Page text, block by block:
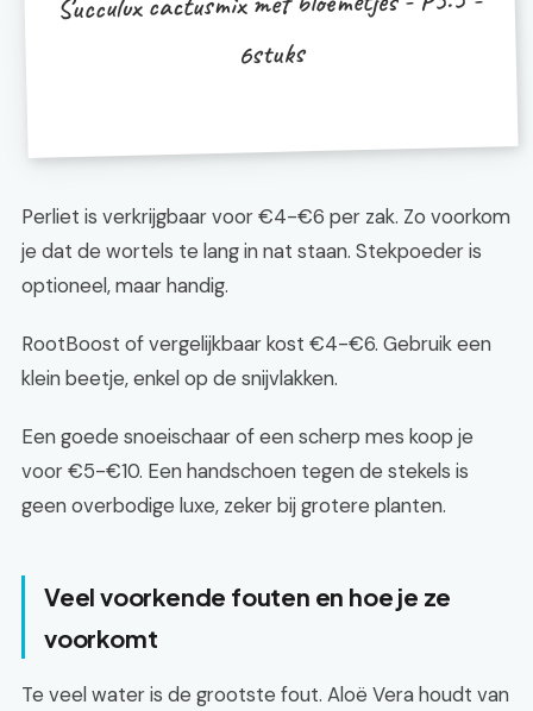
6stuks
Perliet is verkrijgbaar voor €4-€6 per zak. Zo voorkom
je dat de wortels te lang in nat staan. Stekpoeder is
optioneel, maar handig.
RootBoost of vergelijkbaar kost €4-€6. Gebruik een
klein beetje, enkel op de snijvlakken.
Een goede snoeischaar of een scherp mes koop je
voor €5-€10. Een handschoen tegen de stekels is
geen overbodige luxe, zeker bij grotere planten.
Veel voorkende fouten en hoe je ze
voorkomt
Te veel water is de grootste fout. Aloë Vera houdt van